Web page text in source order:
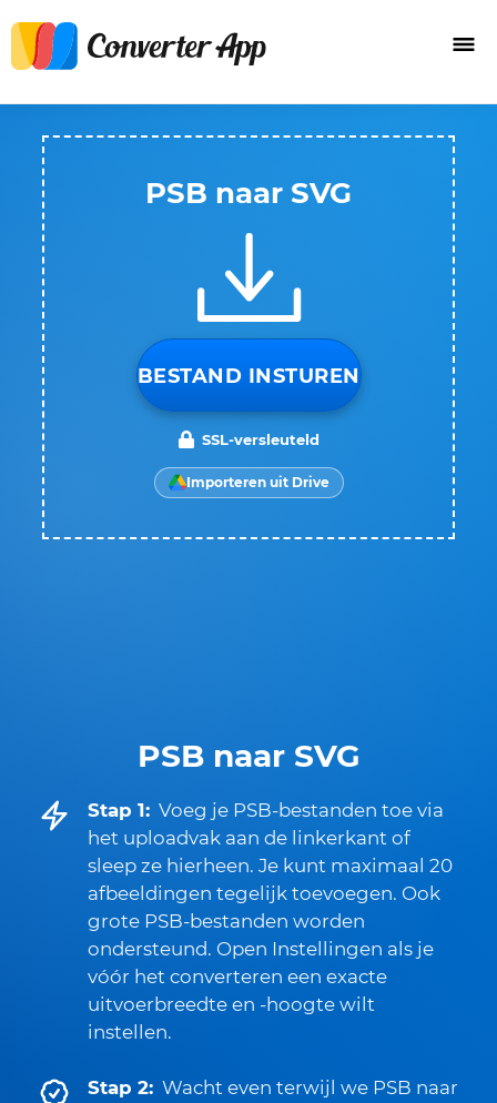
PSB naar SVG
Stap 1: Voeg je PSB-bestanden toe via
het uploadvak aan de linkerkant of
sleep ze hierheen. Je kunt maximaal 20
afbeeldingen tegelijk toevoegen. Ook
grote PSB-bestanden worden
ondersteund. Open Instellingen als je
vóór het converteren een exacte
uitvoerbreedte en -hoogte wilt
instellen.
Stap 2: Wacht even terwijl we PSB naar
PSB naar SVG
BESTAND INSTUREN
SSL-versleuteld
Importeren uit Drive